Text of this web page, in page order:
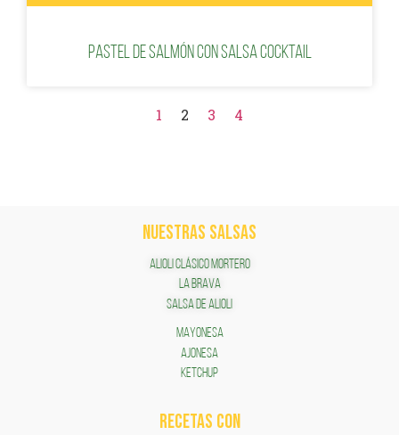
Pastel de salmón con salsa cocktail
1 2 3 4
NUESTRAS SALSAS
ALIOLI CLÁSICO MORTERO
LA BRAVA
SALSA DE ALIOLI
MAYONESA
AJONESA
KETCHUP
RECETAS COn